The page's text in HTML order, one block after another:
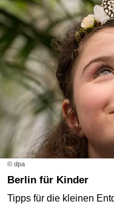
© dpa
Berlin für Kinder
Tipps für die kleinen